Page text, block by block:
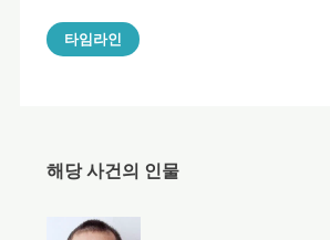
타임라인
해당 사건의 인물